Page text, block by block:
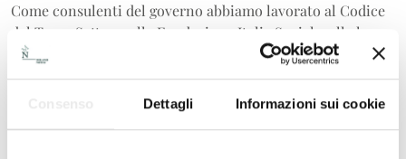
Dettagli Informazioni sui cookie
Come consulenti del governo abbiamo lavorato al Codice
del Terzo Settore, alla Fondazione Italia Sociale, alla legge
sul Dopo di noi e agli sviluppi della legislazione italiana
sulle Società Benefit.
Alcuni tra i maggiori enti italiani e internazionali si
appoggiano a noi nella costituzione, modifica degli statuti,